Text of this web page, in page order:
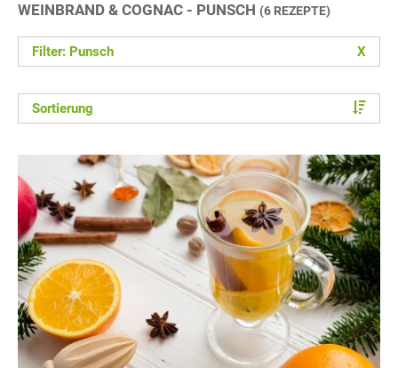
WEINBRAND & COGNAC - PUNSCH (6 REZEPTE)
Filter: Punsch X
Sortierung